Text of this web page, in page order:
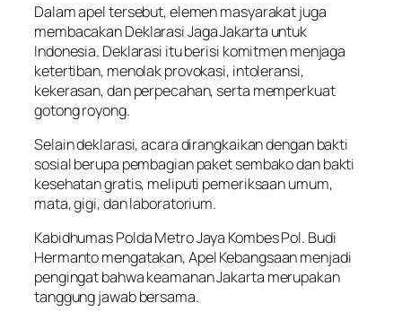
Dalam apel tersebut, elemen masyarakat juga
membacakan Deklarasi Jaga Jakarta untuk
Indonesia. Deklarasi itu berisi komitmen menjaga
ketertiban, menolak provokasi, intoleransi,
kekerasan, dan perpecahan, serta memperkuat
gotong royong.
Selain deklarasi, acara dirangkaikan dengan bakti
sosial berupa pembagian paket sembako dan bakti
kesehatan gratis, meliputi pemeriksaan umum,
mata, gigi, dan laboratorium.
Kabidhumas Polda Metro Jaya Kombes Pol. Budi
Hermanto mengatakan, Apel Kebangsaan menjadi
pengingat bahwa keamanan Jakarta merupakan
tanggung jawab bersama.